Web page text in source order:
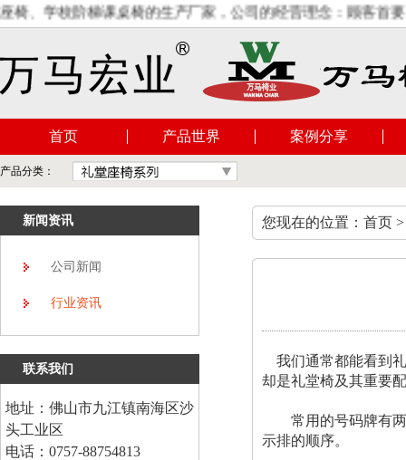
校阶梯课桌椅的生产厂家，公司的经营理念：顾客首要
首页 产品世界 案例分享
产品分类：
新闻资讯
公司新闻
行业资讯
联系我们
地址：佛山市九江镇南海区沙
头工业区
电话：0757-88754813
您现在的位置：首页
我们通常都能看到
却是礼堂椅及其重要
常用的号码牌有两
示排的顺序。